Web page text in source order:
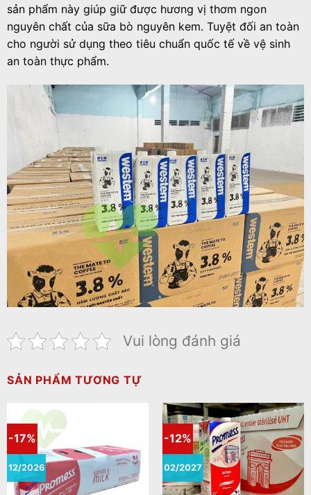
sản phẩm này giúp giữ được hương vị thơm ngon
nguyên chất của sữa bò nguyên kem. Tuyệt đối an toàn
cho người sử dụng theo tiêu chuẩn quốc tế về vệ sinh
an toàn thực phẩm.
Vui lòng đánh giá
SẢN PHẨM TƯƠNG TỰ
-17%
12/2026
-12%
02/2027